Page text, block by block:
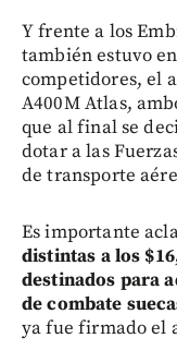
Y frente a los
también estuvo
competidores, el
A400M Atlas,
que al final se
dotar a las
de transporte
Es importante
distintas a los
destinados para
de combate
ya fue firmado el